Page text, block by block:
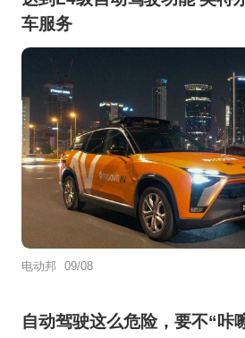
车服务
电动邦 09/08
自动驾驶这么危险，要不“咔